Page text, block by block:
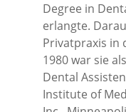
Degree in
erlangte.
Privatpraxis in
1980 war sie
Dental
Institute of